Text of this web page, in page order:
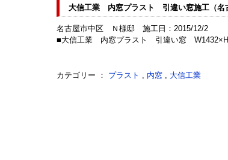
大信工業 内窓プラスト 引違い窓施工（名
名古屋市中区 Ｎ様邸 施工日：2015/12/2
■大信工業 内窓プラスト 引違い窓
カテゴリー ： プラスト , 内窓 , 大信工業